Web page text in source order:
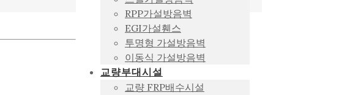
RPP가설방음벽
EGI가설휀스
투명형 가설방음벽
이동식 가설방음벽
교량부대시설
교량 FRP배수시설